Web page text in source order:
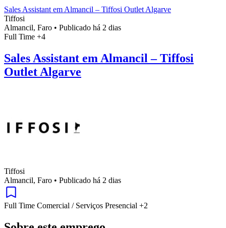
Sales Assistant em Almancil – Tiffosi Outlet Algarve
Tiffosi
Almancil, Faro • Publicado há 2 dias
Full Time +4
Sales Assistant em Almancil – Tiffosi
Outlet Algarve
Tiffosi
Almancil, Faro • Publicado há 2 dias
Full Time Comercial / Serviços Presencial +2